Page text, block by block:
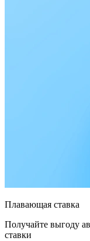
Плавающая ставка
Получайте выгоду
ставки